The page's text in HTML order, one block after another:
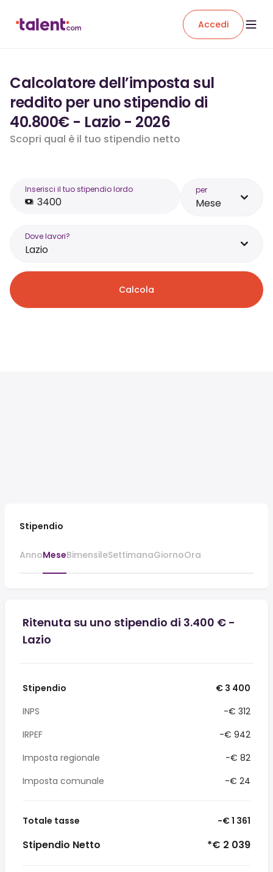
Accedi
Calcolatore dell’imposta sul
reddito per uno stipendio di
40.800€ - Lazio - 2026
Scopri qual è il tuo stipendio netto
Inserisci il tuo stipendio lordo per
Mese
Dove lavori?
Lazio
Calcola
Stipendio
AnnoMeseBimensileSettimanaGiornoOra
Ritenuta su uno stipendio di 3.400 € -
Lazio
Stipendio
€ 3 400
INPS
-€ 312
IRPEF
-€ 942
Imposta regionale
-€ 82
Imposta comunale
-€ 24
Totale tasse -€ 1 361
Stipendio Netto *€ 2 039